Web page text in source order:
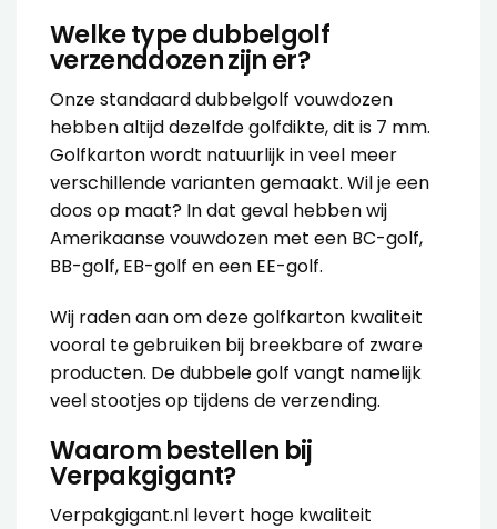
Welke type dubbelgolf
verzenddozen zijn er?
Onze standaard dubbelgolf vouwdozen
hebben altijd dezelfde golfdikte, dit is 7 mm.
Golfkarton wordt natuurlijk in veel meer
verschillende varianten gemaakt. Wil je een
doos op maat? In dat geval hebben wij
Amerikaanse vouwdozen met een BC-golf,
BB-golf, EB-golf en een EE-golf.
Wij raden aan om deze golfkarton kwaliteit
vooral te gebruiken bij breekbare of zware
producten. De dubbele golf vangt namelijk
veel stootjes op tijdens de verzending.
Waarom bestellen bij
Verpakgigant?
Verpakgigant.nl levert hoge kwaliteit